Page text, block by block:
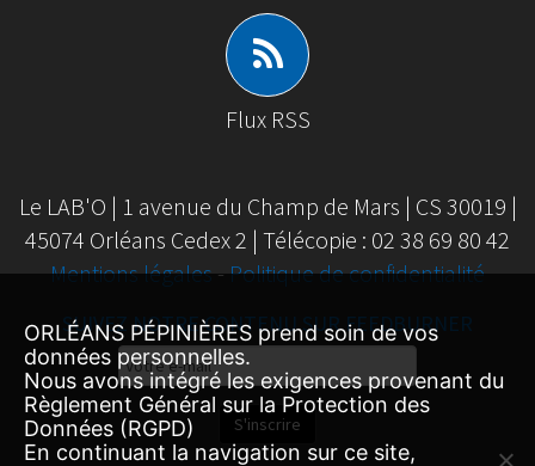
Flux RSS
Le LAB'O | 1 avenue du Champ de Mars | CS 30019 |
45074 Orléans Cedex 2 | Télécopie : 02 38 69 80 42
Mentions légales-Politique de confidentialité
SUIVEZ NOTRE CONTENU SUR FEEDBURNER
Email
Subscription
S'inscrire
ORLÉANS PÉPINIÈRES prend soin de vos
données personnelles.
Nous avons intégré les exigences provenant du
Règlement Général sur la Protection des
Données (RGPD)
En continuant la navigation sur ce site,